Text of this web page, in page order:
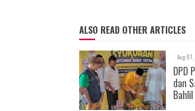
ALSO READ OTHER ARTICLES
Aug
DPD
dan